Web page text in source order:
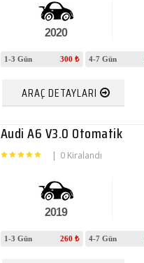
2020
1-3 Gün 300 ₺ 4-7 Gün
ARAÇ DETAYLARI
Audi A6 V3.0 Otomatik
| 0 Kiralandı
2019
1-3 Gün 260 ₺ 4-7 Gün